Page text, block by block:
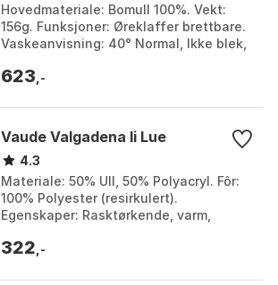
Hovedmateriale: Bomull 100%. Vekt:
156g. Funksjoner: Øreklaffer brettbare.
Vaskeanvisning: 40° Normal, Ikke blek,
Farge: Bla...
623 ,-
Vaude Valgadena Ii Lue
4.3
Materiale: 50% Ull, 50% Polyacryl. Fôr:
100% Polyester (resirkulert).
Egenskaper: Rasktørkende, varm,
moderne hverdag. Far...
322 ,-